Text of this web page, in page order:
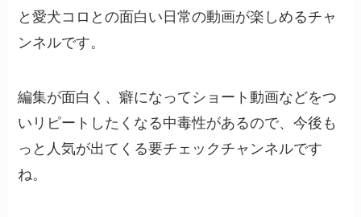
と愛犬コロとの面白い日常の動画が楽しめるチャ
ンネルです。
編集が面白く、癖になってショート動画などをつ
いリピートしたくなる中毒性があるので、今後も
っと人気が出てくる要チェックチャンネルです
ね。